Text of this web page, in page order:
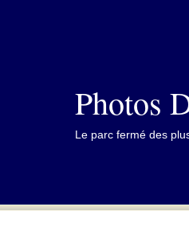
Photos
Le parc fermé des